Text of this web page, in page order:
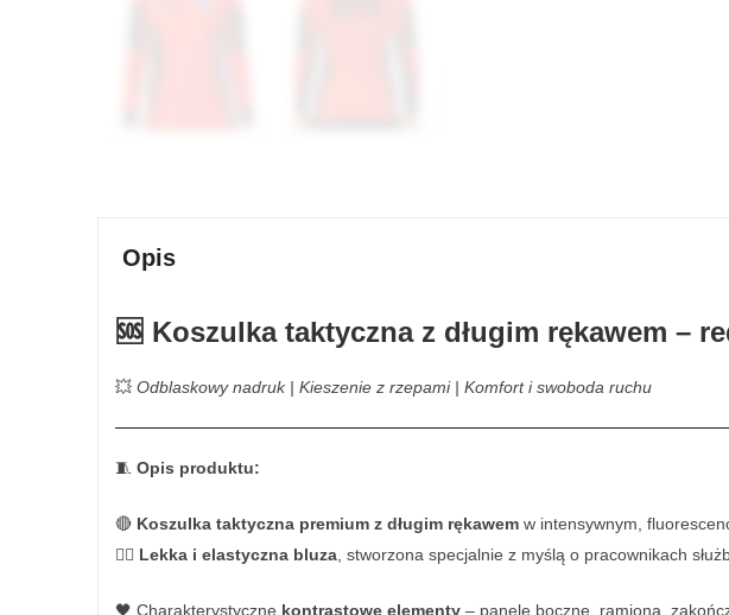
Opis
🆘 Koszulka taktyczna z długim rękawem –
💥 Odblaskowy nadruk | Kieszenie z rzepami | Komfort i swoboda ruchu
🧵 Opis produktu:
🔴 Koszulka taktyczna premium z długim rękawem w intensywnym,
🧍‍♂️ Lekka i elastyczna bluza , stworzona specjalnie z myślą o pracownikach
🖤 Charakterystyczne kontrastowe elementy – panele boczne, ramiona,